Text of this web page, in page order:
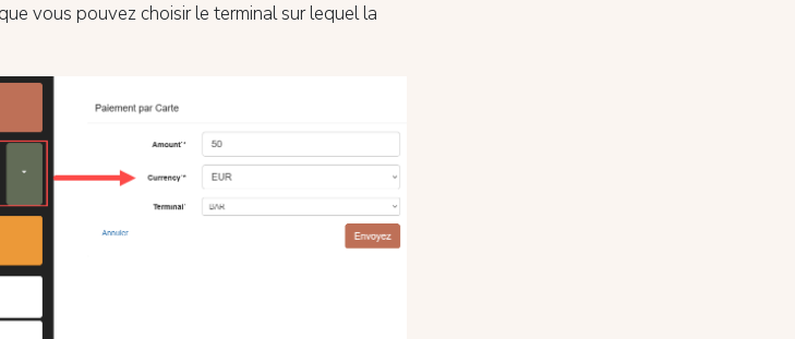
vous pouvez choisir le terminal sur lequel la